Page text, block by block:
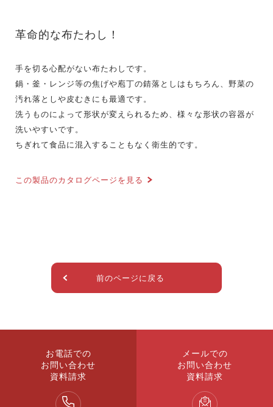
革命的な布たわし！
手を切る心配がない布たわしです。
鍋・釜・レンジ等の焦げや庖丁の錆落としはもちろん、野菜の
汚れ落としや皮むきにも最適です。
洗うものによって形状が変えられるため、様々な形状の容器が
洗いやすいです。
ちぎれて食品に混入することもなく衛生的です。
この製品のカタログページを見る
前のページに戻る
お電話での
お問い合わせ
資料請求
メールでの
お問い合わせ
資料請求